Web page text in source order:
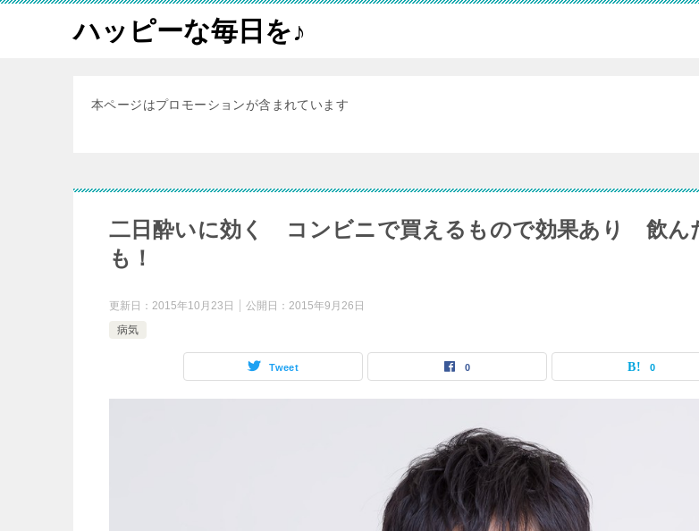
ハッピーな毎日を♪
本ページはプロモーションが含まれています
二日酔いに効く コンビニで買えるもので効果あり 飲ん
も！
更新日： 2015年10月23日 公開日： 2015年9月26日
病気
Tweet 0 0